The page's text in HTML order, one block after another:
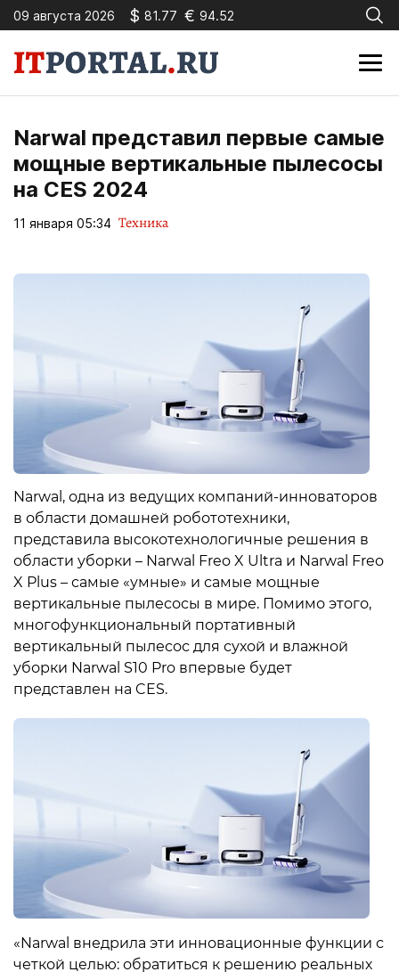
09 августа 2026 $ 81.77 € 94.52
Narwal представил первые самые
мощные вертикальные пылесосы
на CES 2024
11 января 05:34 Техника
Narwal, одна из ведущих компаний-инноваторов
в области домашней робототехники,
представила высокотехнологичные решения в
области уборки – Narwal Freo X Ultra и Narwal Freo
X Plus – самые «умные» и самые мощные
вертикальные пылесосы в мире. Помимо этого,
многофункциональный портативный
вертикальный пылесос для сухой и влажной
уборки Narwal S10 Pro впервые будет
представлен на CES.
«Narwal внедрила эти инновационные функции с
четкой целью: обратиться к решению реальных